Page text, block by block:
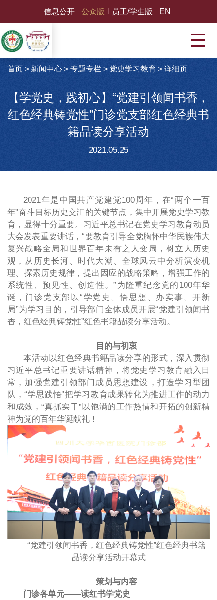
信息公开 公众版 员工/学生版 EN
首页 > 新闻中心> 专题专栏> 党史学习教育 > 详细页
【学党史，践初心】“党建引领闻书香，
红色经典铸党性”门诊党支部红色经典书
籍品读分享活动
2021.05.25
2021年是中国共产党建党100周年，在“两个一百
年”奋斗目标历史交汇的关键节点，集中开展党史学习教
育，显得十分重要。习近平总书记在党史学习教育动员
大会发表重要讲话，“要教育引导全党胸怀中华民族伟大
复兴战略全局和世界百年未有之大变局，树立大历史
观，从历史长河、时代大潮、全球风云中分析演变机
理、探索历史规律，提出因应的战略策略，增强工作的
系统性、预见性、创造性。”为隆重纪念党的100年华
诞，门诊党支部以“学党史、悟思想、办实事、开新
局”为学习目的，引导部门全体成员开展“党建引领闻书
香，红色经典铸党性”红色书籍品读分享活动。
目的与初衷
本活动以红色经典书籍品读分享的形式，深入贯彻
习近平总书记重要讲话精神，将党史学习教育融入日
常，加强党建引领部门成员思想建设，打造学习型团
队，“学思践悟”把学习教育成果转化为推进工作的动力
和成效，“真抓实干”以饱满的工作热情和开拓的创新精
神为党的百年华诞献礼！
“党建引领闻书香，红色经典铸党性”红色经典书籍
品读分享活动开幕式
策划与内容
门诊各单元——读红书学党史